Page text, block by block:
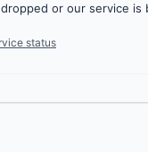
or our service
status